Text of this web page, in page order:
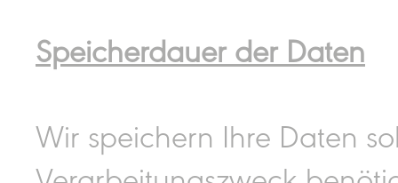
Speicherdauer der Daten
Wir speichern Ihre Daten